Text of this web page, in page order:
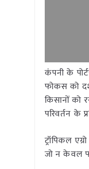
कंपनी के
फोकस को
किसानों को
परिवर्तन के
ट्रॉपिकल
जो न केवल